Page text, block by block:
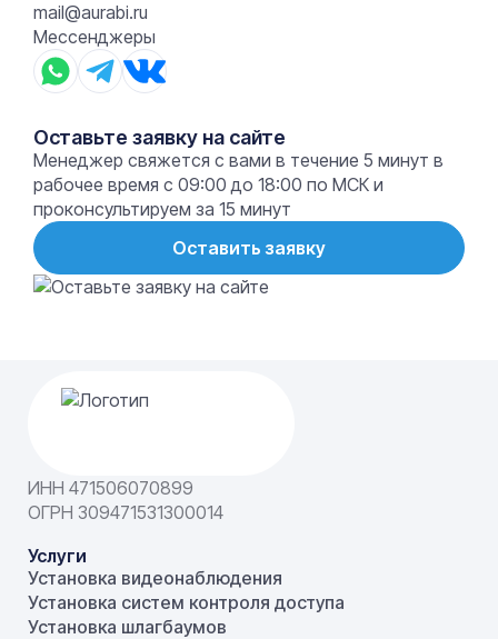
mail@aurabi.ru
Мессенджеры
Оставьте заявку на сайте
Менеджер свяжется с вами в течение 5 минут в
рабочее время с 09:00 до 18:00 по МСК и
проконсультируем за 15 минут
Оставить заявку
ИНН 471506070899
ОГРН 309471531300014
Услуги
Установка видеонаблюдения
Установка систем контроля доступа
Установка шлагбаумов